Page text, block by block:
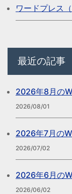
ワードプレス
最近の記事
2026年8月の
2026/08/01
2026年7月の
2026/07/02
2026年6月の
2026/06/02